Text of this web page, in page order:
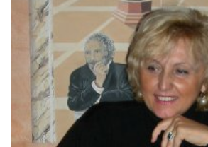
La nostra comunità